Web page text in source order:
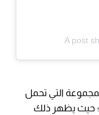
A post
التي تحمل
حيث يظهر ذلك